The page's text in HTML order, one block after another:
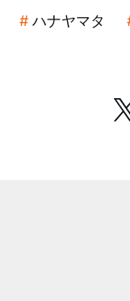
ハナヤマタ